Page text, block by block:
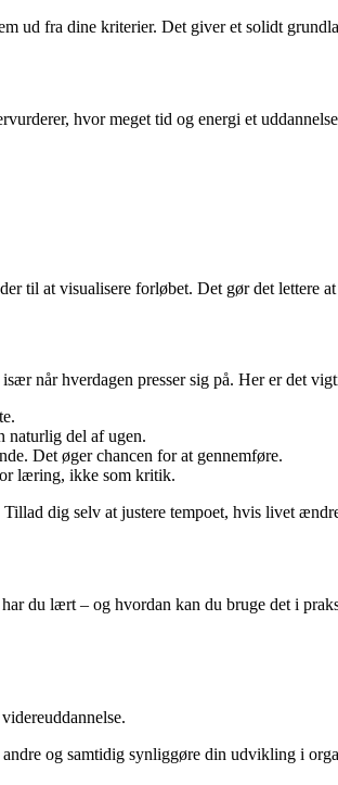
ud fra dine kriterier. Det giver et solidt
hvor meget tid og energi et
til at visualisere forløbet. Det gør det lettere
når hverdagen presser sig på. Her er det
naturlig del af ugen.
Det øger chancen for at gennemføre.
læring, ikke som kritik.
dig selv at justere tempoet, hvis livet
du lært – og hvordan kan du bruge det i
og samtidig synliggøre din udvikling i